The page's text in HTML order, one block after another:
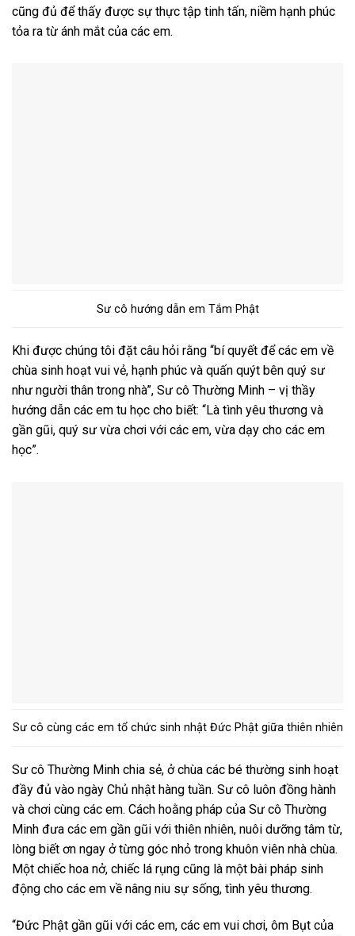
cũng đủ để thấy được sự thực tập tinh tấn, niềm hạnh phúc
tỏa ra từ ánh mắt của các em.
Sư cô hướng dẫn em Tắm Phật
Khi được chúng tôi đặt câu hỏi rằng “bí quyết để các em về
chùa sinh hoạt vui vẻ, hạnh phúc và quấn quýt bên quý sư
như người thân trong nhà”, Sư cô Thường Minh – vị thầy
hướng dẫn các em tu học cho biết: “Là tình yêu thương và
gần gũi, quý sư vừa chơi với các em, vừa dạy cho các em
học”.
Sư cô cùng các em tổ chức sinh nhật Đức Phật giữa thiên nhiên
Sư cô Thường Minh chia sẻ, ở chùa các bé thường sinh hoạt
đầy đủ vào ngày Chủ nhật hàng tuần. Sư cô luôn đồng hành
và chơi cùng các em. Cách hoằng pháp của Sư cô Thường
Minh đưa các em gần gũi với thiên nhiên, nuôi dưỡng tâm từ,
lòng biết ơn ngay ở từng góc nhỏ trong khuôn viên nhà chùa.
Một chiếc hoa nở, chiếc lá rụng cũng là một bài pháp sinh
động cho các em về nâng niu sự sống, tình yêu thương.
“Đức Phật gần gũi với các em, các em vui chơi, ôm Bụt của